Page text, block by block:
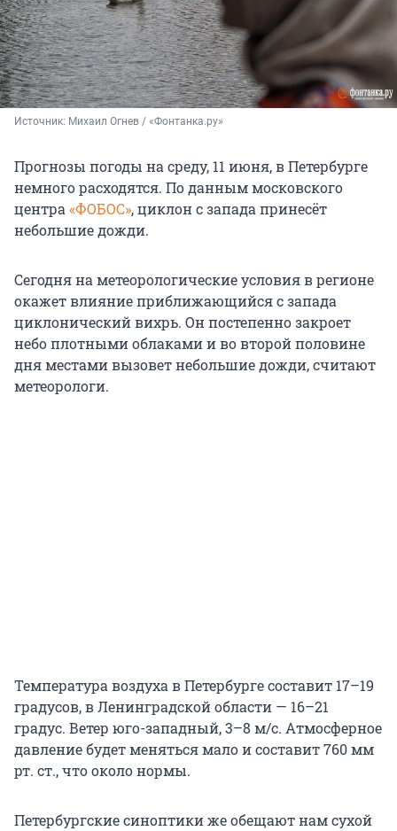
Источник: Михаил Огнев / «Фонтанка.ру»
Прогнозы погоды на среду, 11 июня, в Петербурге
немного расходятся. По данным московского
центра«ФОБОС», циклон с запада принесёт
небольшие дожди.
Сегодня на метеорологические условия в регионе
окажет влияние приближающийся с запада
циклонический вихрь. Он постепенно закроет
небо плотными облаками и во второй половине
дня местами вызовет небольшие дожди, считают
метеорологи.
Температура воздуха в Петербурге составит 17–19
градусов, в Ленинградской области — 16–21
градус. Ветер юго-западный, 3–8 м/с. Атмосферное
давление будет меняться мало и составит 760 мм
рт. ст., что около нормы.
Петербургские синоптики же обещают нам сухой